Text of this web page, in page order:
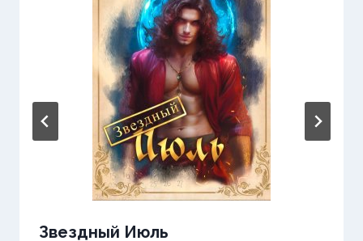
Звездный Июль